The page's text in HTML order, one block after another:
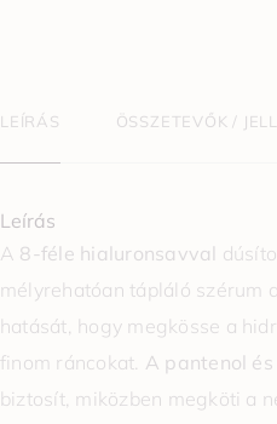
LEÍRÁS ÖSSZETEVŐK /
Leírás
A 8-féle hialuronsavval
mélyrehatóan tápláló szérum
hatását, hogy megkösse a
finom ráncokat. A pantenol
biztosít, miközben megköti a